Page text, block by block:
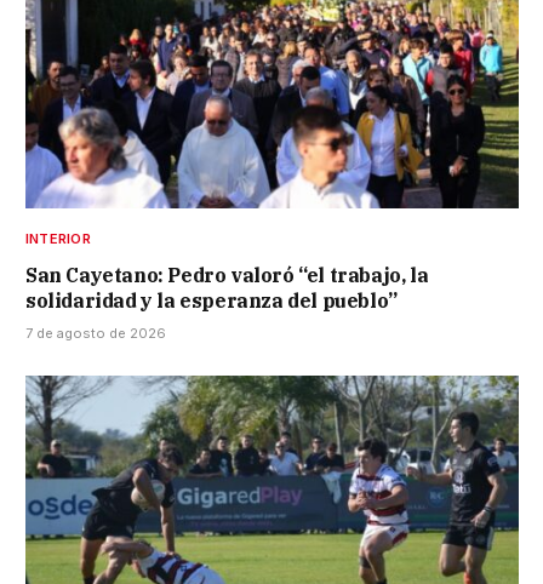
INTERIOR
San Cayetano: Pedro valoró “el trabajo, la
solidaridad y la esperanza del pueblo”
7 de agosto de 2026